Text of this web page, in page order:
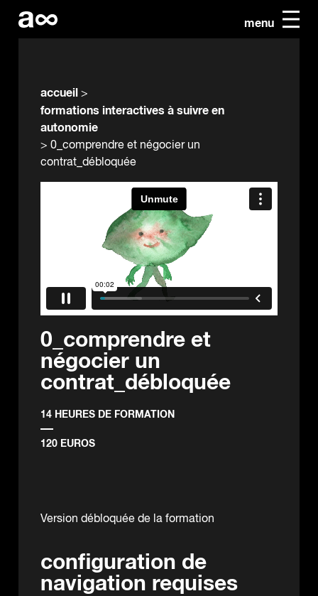
menu
accueil >
formations interactives à suivre en
autonomie
> 0_comprendre et négocier un
contrat_débloquée
0_comprendre et
négocier un
contrat_débloquée
14 HEURES DE FORMATION
120 EUROS
Version débloquée de la formation
configuration de
navigation requises